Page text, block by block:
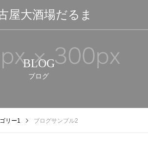
屋大酒場だるま
BLOG
ブログ
リー1 ブログサンプル2